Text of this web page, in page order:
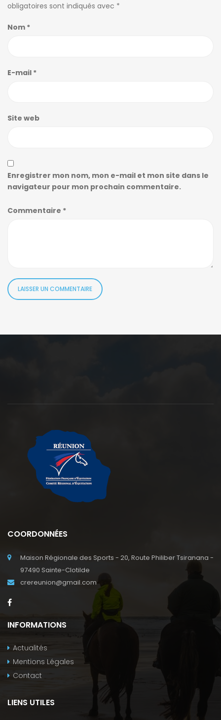
obligatoires sont indiqués avec *
Nom *
E-mail *
Site web
Enregistrer mon nom, mon e-mail et mon site dans le
navigateur pour mon prochain commentaire.
Commentaire *
COORDONNÉES
Maison Régionale des Sports - 20, Route Philiber Tsiranana -
97490 Sainte-Clotilde
crereunion@gmail.com
INFORMATIONS
Actualités
Mentions Légales
Contact
LIENS UTILES